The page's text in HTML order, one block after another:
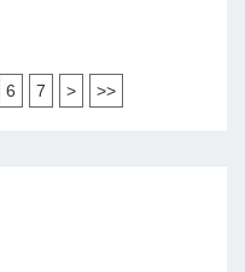
6 7 > >>